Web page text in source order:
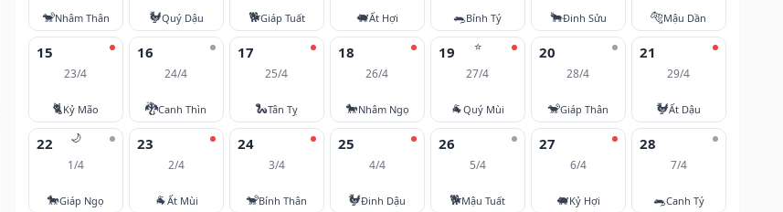
🐒Nhâm Thân 🐓Quý Dậu 🐕Giáp Tuất 🐖Ất Hợi 🐀Bính Tý 🐂Đinh Sửu 🐅Mậu Dần
15
23/4
🐈Kỷ Mão
16
24/4
🐉Canh Thìn
17
25/4
🐍Tân Tỵ
18
26/4
🐎Nhâm Ngọ
⭐
19
27/4
🐐Quý Mùi
20
28/4
🐒Giáp Thân
21
29/4
🐓Ất Dậu
🌙
22
1/4
🐎Giáp Ngọ
23
2/4
🐐Ất Mùi
24
3/4
🐒Bính Thân
25
4/4
🐓Đinh Dậu
26
5/4
🐕Mậu Tuất
27
6/4
🐖Kỷ Hợi
28
7/4
🐀Canh Tý